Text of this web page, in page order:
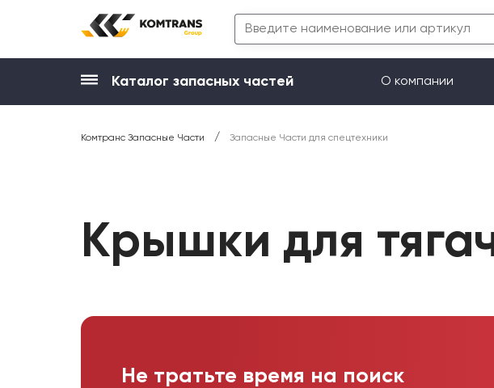
Каталог запасных частей О компании
Комтранс Запасные Части / Запасные Части для спецтехники
Крышки для
Не тратьте время на поиск